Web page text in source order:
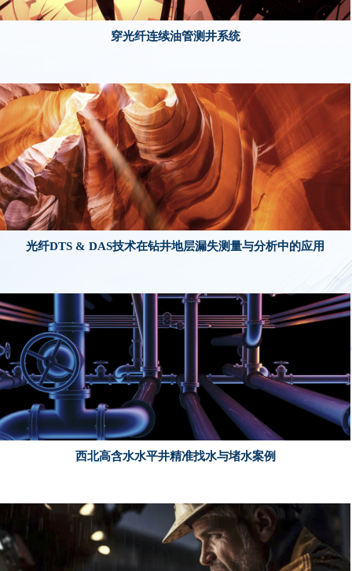
了解更多
穿光纤连续油管测井系统
光纤DTS & DAS技术在钻井地层漏失测量与分析中的应用
西北高含水水平井精准找水与堵水案例